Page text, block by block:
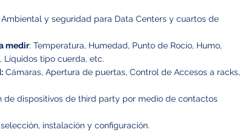
y seguridad para Data Centers y cuartos de
medir: Temperatura, Humedad, Punto de Rocío, Humo,
Líquidos tipo cuerda, etc.
Cámaras, Apertura de puertas, Control de Accesos a racks,
de dispositivos de third party por medio de contactos
instalación y configuración.